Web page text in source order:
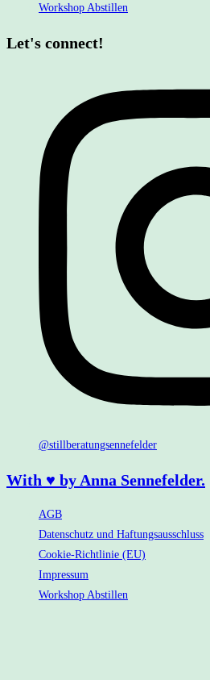
Workshop Abstillen
Let's connect!
@stillberatungsennefelder
With ♥ by Anna Sennefelder.
AGB
Datenschutz und Haftungsausschluss
Cookie-Richtlinie (EU)
Impressum
Workshop Abstillen